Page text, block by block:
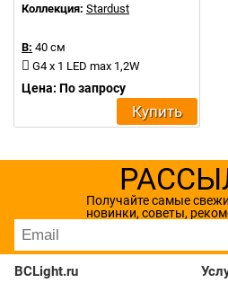
Коллекция: Stardust
В: 40 см
G4 x 1 LED max 1,2W
Цена: По запросу
Купить
Получайте самые
новинки, советы,
BCLight.ru